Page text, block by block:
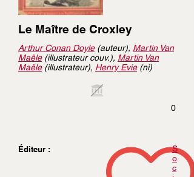
Le Maître de Croxley
Arthur Conan Doyle(auteur), Martin Van
Maële(illustrateur couv.), Martin Van
Maële(illustrateur), Henry Evie(ni)
0
Éditeur :
S
o
c